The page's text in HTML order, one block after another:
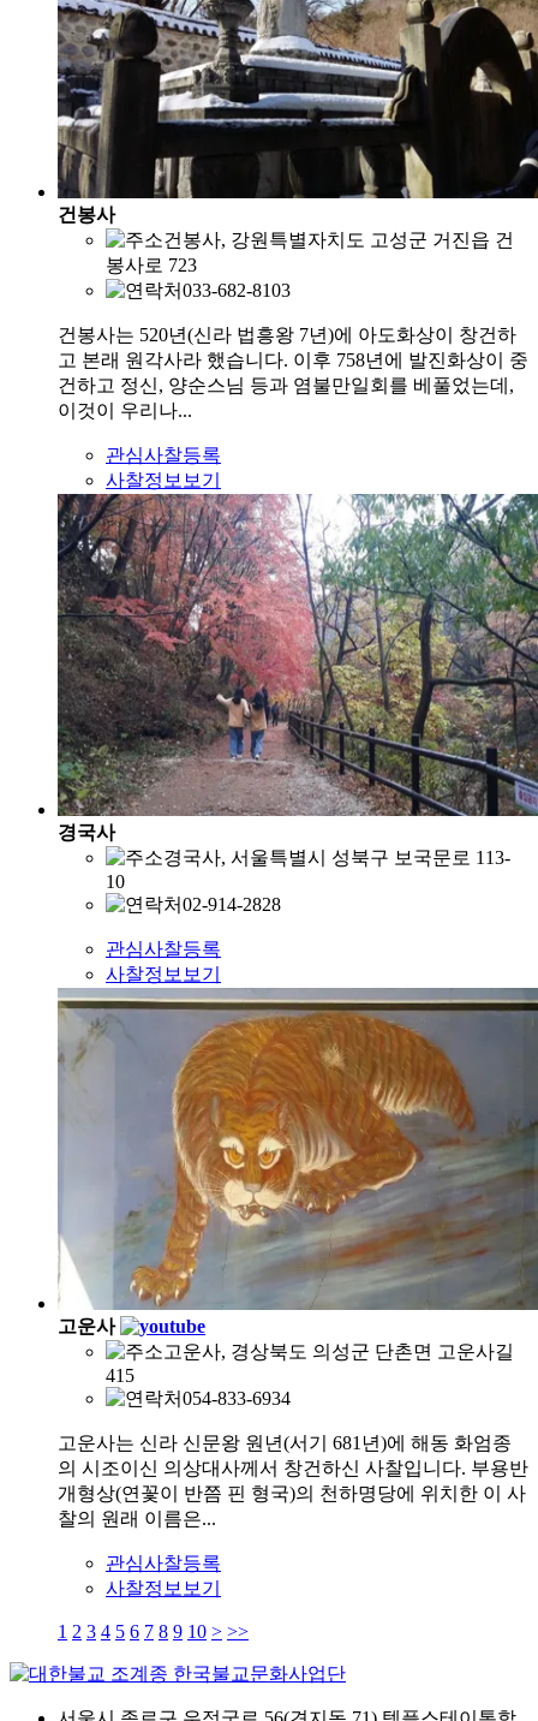
건봉사
건봉사, 강원특별자치도 고성군 거진읍 건
봉사로 723
033-682-8103
건봉사는 520년(신라 법흥왕 7년)에 아도화상이 창건하
고 본래 원각사라 했습니다. 이후 758년에 발진화상이 중
건하고 정신, 양순스님 등과 염불만일회를 베풀었는데,
이것이 우리나...
관심사찰등록
사찰정보보기
경국사
경국사, 서울특별시 성북구 보국문로 113-
10
02-914-2828
관심사찰등록
사찰정보보기
고운사
고운사, 경상북도 의성군 단촌면 고운사길
415
054-833-6934
고운사는 신라 신문왕 원년(서기 681년)에 해동 화엄종
의 시조이신 의상대사께서 창건하신 사찰입니다. 부용반
개형상(연꽃이 반쯤 핀 형국)의 천하명당에 위치한 이 사
찰의 원래 이름은...
관심사찰등록
사찰정보보기
1 2 3 4 5 6 7 8 9 10 > >>